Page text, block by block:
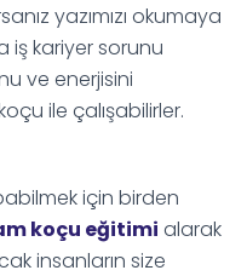
yazımızı okumaya
iş kariyer sorunu
ve enerjisini
ile çalışabilirler.
için birden
koçu eğitimi alarak
insanların size